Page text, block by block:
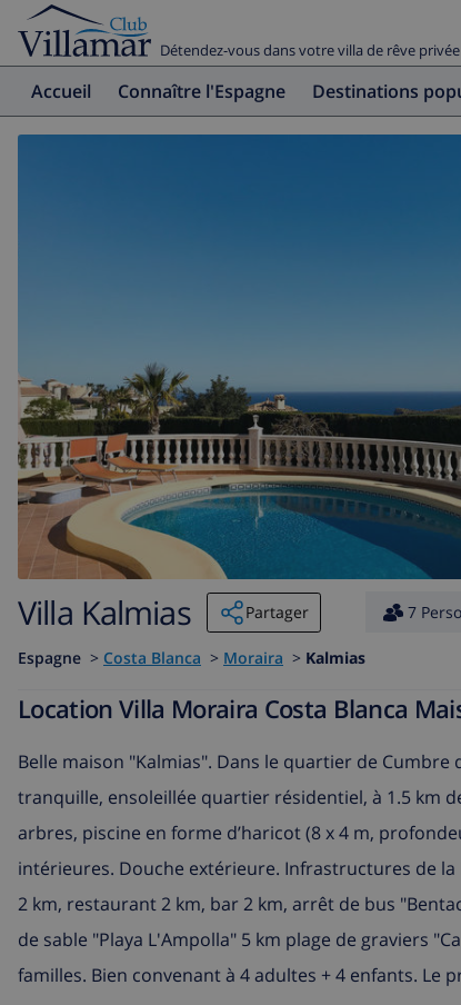
Détendez-vous dans votre villa de rêve privée
Accueil Connaître l'Espagne Destinations
Villa Kalmias Partager 7
Espagne > Costa Blanca > Moraira > Kalmias
Location Villa Moraira Costa Blanca
Belle maison "Kalmias". Dans le quartier de
tranquille, ensoleillée quartier résidentiel, à 1.5 km
arbres, piscine en forme d’haricot (8 x 4 m,
intérieures. Douche extérieure. Infrastructures de la
2 km, restaurant 2 km, bar 2 km, arrêt de bus
de sable "Playa L'Ampolla" 5 km plage de graviers
familles. Bien convenant à 4 adultes + 4 enfants. Le